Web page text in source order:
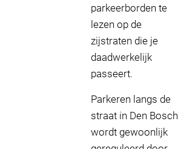
parkeerborden te
lezen op de
zijstraten die je
daadwerkelijk
passeert.
Parkeren langs de
straat in Den Bosch
wordt gewoonlijk